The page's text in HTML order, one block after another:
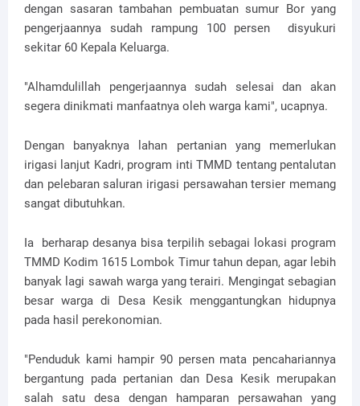
dengan sasaran tambahan pembuatan sumur Bor yang
pengerjaannya sudah rampung 100 persen disyukuri
sekitar 60 Kepala Keluarga.
"Alhamdulillah pengerjaannya sudah selesai dan akan
segera dinikmati manfaatnya oleh warga kami", ucapnya.
Dengan banyaknya lahan pertanian yang memerlukan
irigasi lanjut Kadri, program inti TMMD tentang pentalutan
dan pelebaran saluran irigasi persawahan tersier memang
sangat dibutuhkan.
Ia berharap desanya bisa terpilih sebagai lokasi program
TMMD Kodim 1615 Lombok Timur tahun depan, agar lebih
banyak lagi sawah warga yang terairi. Mengingat sebagian
besar warga di Desa Kesik menggantungkan hidupnya
pada hasil perekonomian.
"Penduduk kami hampir 90 persen mata pencahariannya
bergantung pada pertanian dan Desa Kesik merupakan
salah satu desa dengan hamparan persawahan yang